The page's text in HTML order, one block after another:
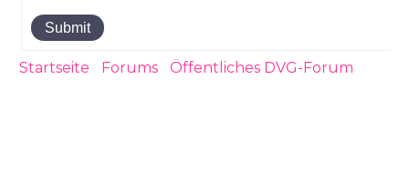
Submit
Startseite Forums Öffentliches DVG-Forum